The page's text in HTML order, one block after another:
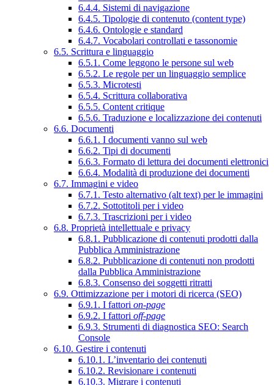
6.4.4. Sistemi di navigazione
6.4.5. Tipologie di contenuto (content type)
6.4.6. Ontologie e standard
6.4.7. Vocabolari controllati e tassonomie
6.5. Scrittura e linguaggio
6.5.1. Come leggono le persone sul web
6.5.2. Le regole per un linguaggio semplice
6.5.3. Microtesti
6.5.4. Scrittura collaborativa
6.5.5. Content critique
6.5.6. Traduzione e localizzazione dei contenuti
6.6. Documenti
6.6.1. I documenti vanno sul web
6.6.2. Tipi di documenti
6.6.3. Formato di lettura dei documenti elettronici
6.6.4. Modalità di produzione dei documenti
6.7. Immagini e video
6.7.1. Testo alternativo (alt text) per le immagini
6.7.2. Sottotitoli per i video
6.7.3. Trascrizioni per i video
6.8. Proprietà intellettuale e privacy
6.8.1. Pubblicazione di contenuti prodotti dalla
Pubblica Amministrazione
6.8.2. Pubblicazione di contenuti non prodotti
dalla Pubblica Amministrazione
6.8.3. Consenso dei soggetti ritratti
6.9. Ottimizzazione per i motori di ricerca (SEO)
6.9.1. I fattori on-page
6.9.2. I fattori off-page
6.9.3. Strumenti di diagnostica SEO: Search
Console
6.10. Gestire i contenuti
6.10.1. L’inventario dei contenuti
6.10.2. Revisionare i contenuti
6.10.3. Migrare i contenuti